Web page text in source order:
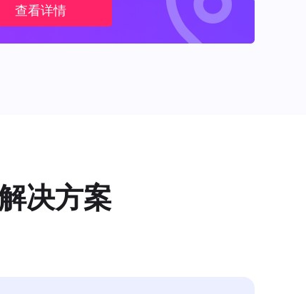
查看详情
决方案